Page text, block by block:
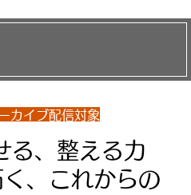
カイブ配信対象
る、整える力
、これからの